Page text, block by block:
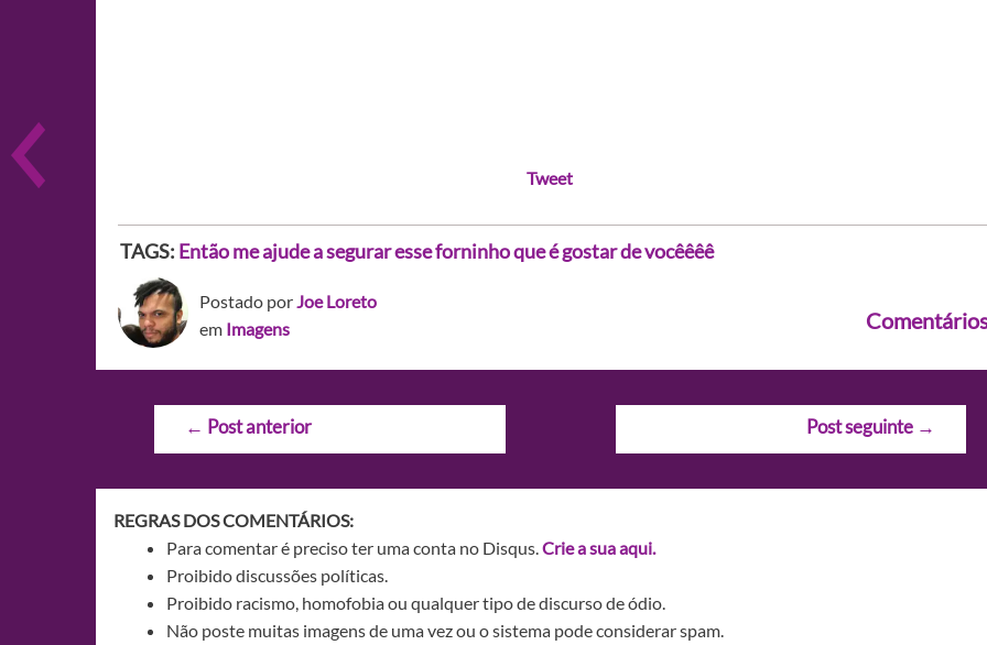
Tweet
TAGS: Então me ajude a segurar esse forninho que é gostar de vocêêêê
Postado porJoe Loreto
em Imagens
Navegação
← Post anterior Post seguinte →
REGRAS DOS COMENTÁRIOS:
Para comentar é preciso ter uma conta no Disqus.Crie a sua aqui.
Proibido discussões políticas.
Proibido racismo, homofobia ou qualquer tipo de discurso de ódio.
Não poste muitas imagens de uma vez ou o sistema pode considerar spam.